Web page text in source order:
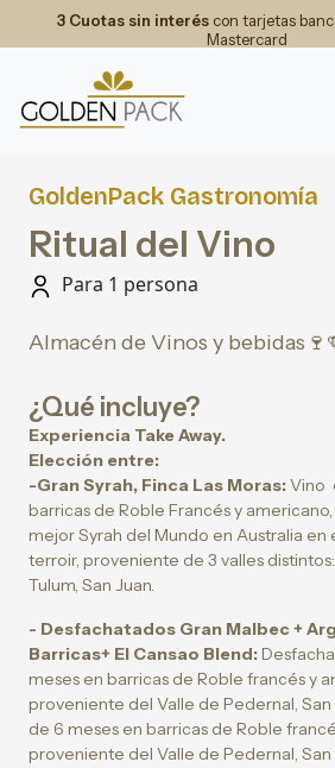
3 Cuotas sin interéscon tarjetas
Mastercard
GoldenPack Gastronomía
Ritual del Vino
Para 1 persona
Almacén de Vinos y
¿Qué incluye?
Experiencia Take Away.
Elección entre:
-Gran Syrah, Finca Las Moras:Vino
barricas de Roble Francés y
mejor Syrah del Mundo en Australia en
terroir, proveniente de 3 valles
Tulum, San Juan.
- Desfachatados Gran Malbec +
Barricas+ El Cansao Blend:
meses en barricas de Roble francés y
proveniente del Valle de Pedernal, San
de 6 meses en barricas de Roble
proveniente del Valle de Pedernal, San